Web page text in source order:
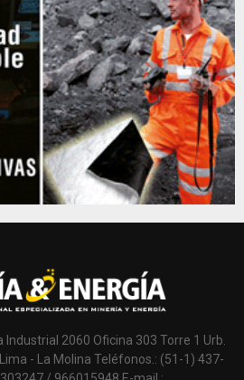
Industrial 2060 Oficina 303 Torre 1 Urb.
- La Molina Teléfonos.: (51-1) 437-